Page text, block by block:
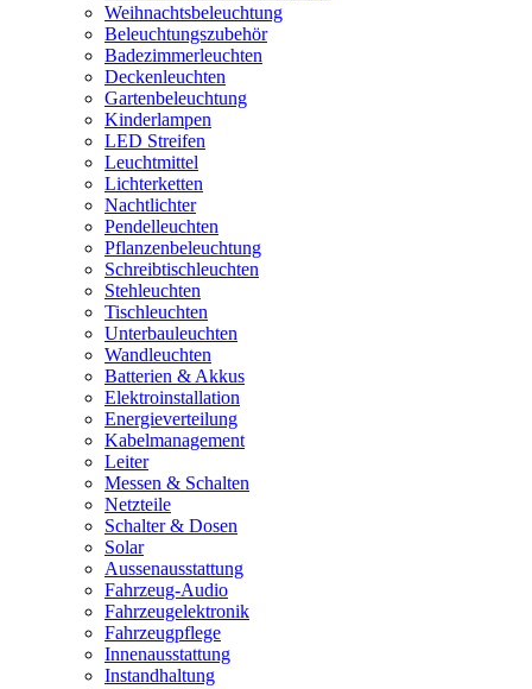
Weihnachtsbeleuchtung
Beleuchtungszubehör
Badezimmerleuchten
Deckenleuchten
Gartenbeleuchtung
Kinderlampen
LED Streifen
Leuchtmittel
Lichterketten
Nachtlichter
Pendelleuchten
Pflanzenbeleuchtung
Schreibtischleuchten
Stehleuchten
Tischleuchten
Unterbauleuchten
Wandleuchten
Batterien & Akkus
Elektroinstallation
Energieverteilung
Kabelmanagement
Leiter
Messen & Schalten
Netzteile
Schalter & Dosen
Solar
Aussenausstattung
Fahrzeug-Audio
Fahrzeugelektronik
Fahrzeugpflege
Innenausstattung
Instandhaltung